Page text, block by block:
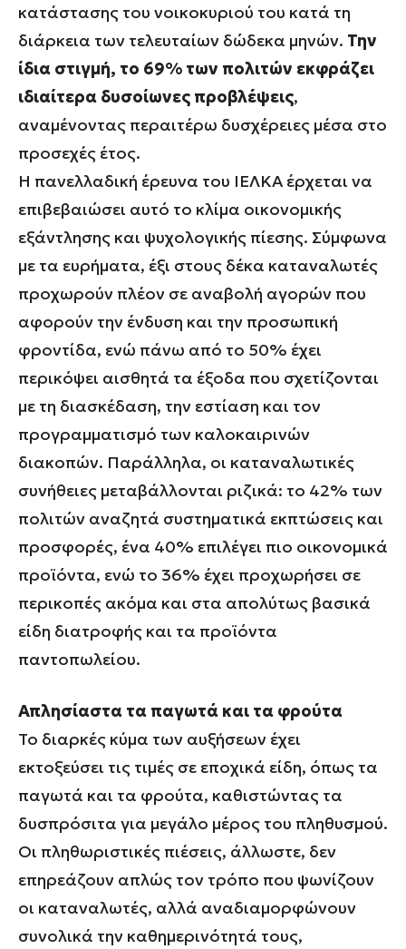
κατάστασης του νοικοκυριού του κατά τη
διάρκεια των τελευταίων δώδεκα μηνών. Την
ίδια στιγμή, το 69% των πολιτών εκφράζει
ιδιαίτερα δυσοίωνες προβλέψεις,
αναμένοντας περαιτέρω δυσχέρειες μέσα στο
προσεχές έτος.
Η πανελλαδική έρευνα του ΙΕΛΚΑ έρχεται να
επιβεβαιώσει αυτό το κλίμα οικονομικής
εξάντλησης και ψυχολογικής πίεσης. Σύμφωνα
με τα ευρήματα, έξι στους δέκα καταναλωτές
προχωρούν πλέον σε αναβολή αγορών που
αφορούν την ένδυση και την προσωπική
φροντίδα, ενώ πάνω από το 50% έχει
περικόψει αισθητά τα έξοδα που σχετίζονται
με τη διασκέδαση, την εστίαση και τον
προγραμματισμό των καλοκαιρινών
διακοπών. Παράλληλα, οι καταναλωτικές
συνήθειες μεταβάλλονται ριζικά: το 42% των
πολιτών αναζητά συστηματικά εκπτώσεις και
προσφορές, ένα 40% επιλέγει πιο οικονομικά
προϊόντα, ενώ το 36% έχει προχωρήσει σε
περικοπές ακόμα και στα απολύτως βασικά
είδη διατροφής και τα προϊόντα
παντοπωλείου.
Απλησίαστα τα παγωτά και τα φρούτα
Το διαρκές κύμα των αυξήσεων έχει
εκτοξεύσει τις τιμές σε εποχικά είδη, όπως τα
παγωτά και τα φρούτα, καθιστώντας τα
δυσπρόσιτα για μεγάλο μέρος του πληθυσμού.
Οι πληθωριστικές πιέσεις, άλλωστε, δεν
επηρεάζουν απλώς τον τρόπο που ψωνίζουν
οι καταναλωτές, αλλά αναδιαμορφώνουν
συνολικά την καθημερινότητά τους,